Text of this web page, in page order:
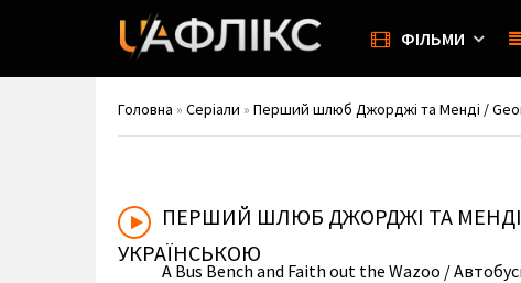
ФІЛЬМИ
Головна » Серіали » Перший шлюб Джорджі та Менді /
ПЕРШИЙ ШЛЮБ ДЖОРДЖІ ТА МЕНДІ
УКРАЇНСЬКОЮ
A Bus Bench and Faith out the Wazoo /